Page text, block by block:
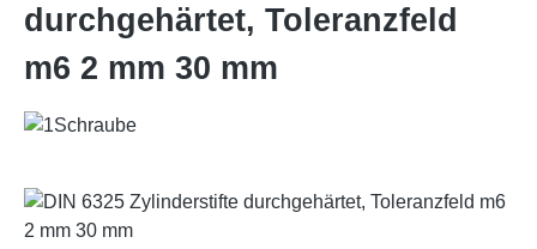
durchgehärtet, Toleranzfeld
m6 2 mm 30 mm
Bildergalerie überspringen